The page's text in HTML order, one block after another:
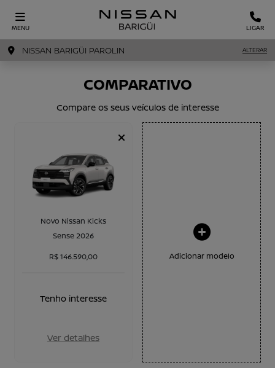
MENU LIGAR
NISSAN BARIGÜI PAROLIN ALTERAR
COMPARATIVO
Compare os seus veículos de interesse
Novo Nissan Kicks
Sense 2026
R$ 146.590,00
Tenho interesse
Ver detalhes
Adicionar modelo